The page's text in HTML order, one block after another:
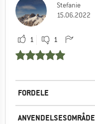
Stefanie
15.06.2022
1 1
FORDELE
ANVENDELSESOMRÅDE